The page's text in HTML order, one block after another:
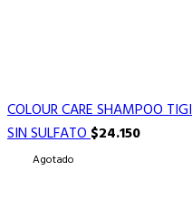
COLOUR CARE SHAMPOO
SIN SULFATO$24.150
Agotado